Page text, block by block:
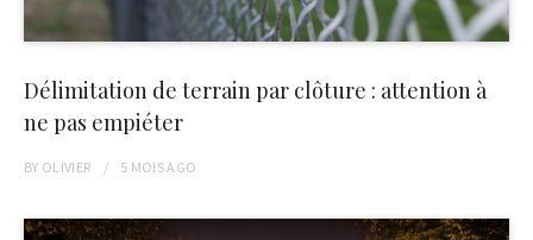
Délimitation de terrain par clôture : attention à
ne pas empiéter
BY OLIVIER 5 MOISAGO